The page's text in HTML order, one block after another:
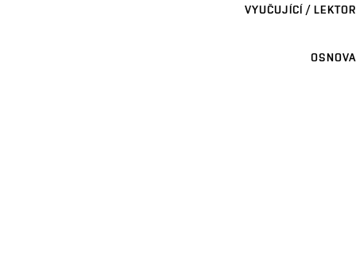
VYUČUJÍCÍ / LEKTOR
OSNOVA